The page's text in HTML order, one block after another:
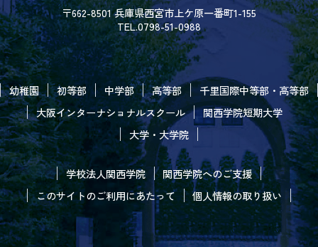
〒662-8501 兵庫県西宮市上ケ原一番町1-155
TEL.0798-51-0988
幼稚園 初等部 中学部 高等部
千里国際中等部・高等部
大阪インターナショナルスクール
関西学院短期大学
大学・大学院
学校法人関西学院
関西学院へのご支援
このサイトのご利用にあたって
個人情報の取り扱い